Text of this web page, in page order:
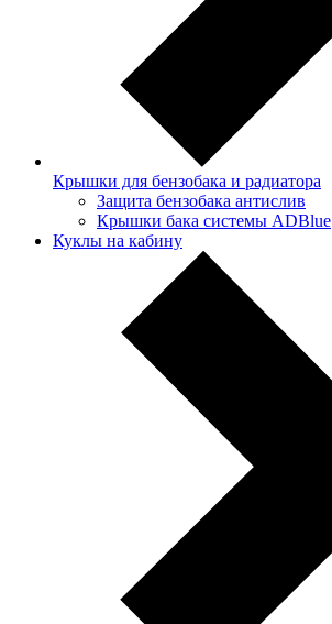
Крышки для бензобака и радиатора
Защита бензобака антислив
Крышки бака системы ADBlue
Куклы на кабину